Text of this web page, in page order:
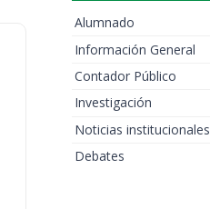
Alumnado
Información General
Contador Público
Investigación
Noticias institucionales
Debates